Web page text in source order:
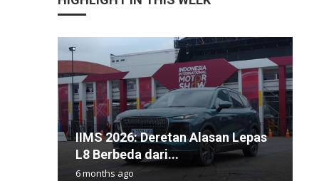
IIMS 2026: Deretan Alasan Lepas
L8 Berbeda dari...
6 months ago